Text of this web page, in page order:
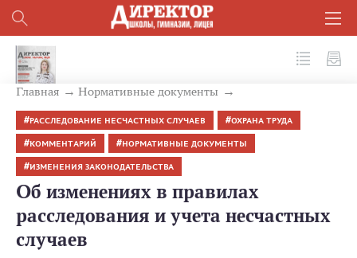
Главная Нормативные документы
РАССЛЕДОВАНИЕ НЕСЧАСТНЫХ СЛУЧАЕВ ОХРАНА ТРУДА
КОММЕНТАРИЙ НОРМАТИВНЫЕ ДОКУМЕНТЫ
ИЗМЕНЕНИЯ ЗАКОНОДАТЕЛЬСТВА
Об изменениях в правилах
расследования и учета несчастных
случаев